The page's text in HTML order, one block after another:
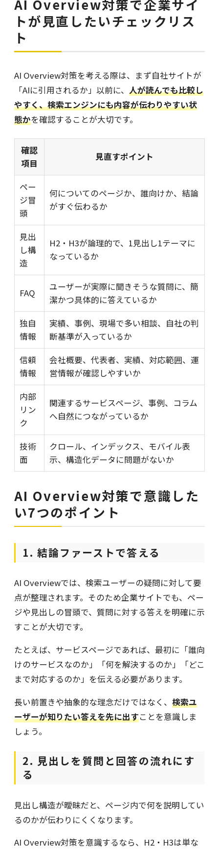
AI Overview対策で企業サイ
トが見直したいチェックリス
ト
AI Overview対策を考える際は、まず自社サイトが
「AIに引用されるか」以前に、 人が読んでも比較し
やすく、検索エンジンにも内容が伝わりやすい状
態かを確認することが大切です。
確認
項目
見直すポイント
ペー
ジ冒
頭
何についてのページか、誰向けか、結論
がすぐ伝わるか
見出
し構
造
H2・H3が論理的で、1見出し1テーマに
なっているか
FAQ
ユーザーが実際に聞きそうな質問に、簡
潔かつ具体的に答えているか
独自
情報
実績、事例、現場で多い相談、自社の判
断基準が入っているか
信頼
情報
会社概要、代表者、実績、対応範囲、運
営情報が確認しやすいか
内部
リン
ク
関連するサービスページ、事例、コラム
へ自然につながっているか
技術
面
クロール、インデックス、モバイル表
示、構造化データに問題がないか
AI Overview対策で意識した
い7つのポイント
1. 結論ファーストで答える
AI Overviewでは、検索ユーザーの疑問に対して要
点が整理されます。そのため企業サイトでも、ペー
ジや見出しの冒頭で、質問に対する答えを明確に示
すことが大切です。
たとえば、サービスページであれば、最初に「誰向
けのサービスなのか」「何を解決するのか」「どこ
まで対応するのか」を伝える必要があります。
長い前置きや抽象的な理念だけではなく、 検索ユ
ーザーが知りたい答えを先に出すことを意識しま
しょう。
2. 見出しを質問と回答の流れにす
る
見出し構造が曖昧だと、ページ内で何を説明してい
るのかが伝わりにくくなります。
AI Overview対策を意識するなら、H2・H3は単な